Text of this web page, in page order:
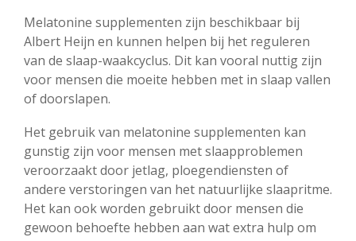
Melatonine supplementen zijn beschikbaar bij
Albert Heijn en kunnen helpen bij het reguleren
van de slaap-waakcyclus. Dit kan vooral nuttig zijn
voor mensen die moeite hebben met in slaap vallen
of doorslapen.
Het gebruik van melatonine supplementen kan
gunstig zijn voor mensen met slaapproblemen
veroorzaakt door jetlag, ploegendiensten of
andere verstoringen van het natuurlijke slaapritme.
Het kan ook worden gebruikt door mensen die
gewoon behoefte hebben aan wat extra hulp om